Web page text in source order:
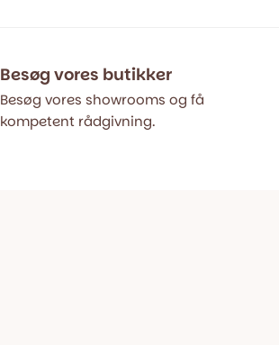
Besøg vores butikker
Besøg vores showrooms og få
kompetent rådgivning.